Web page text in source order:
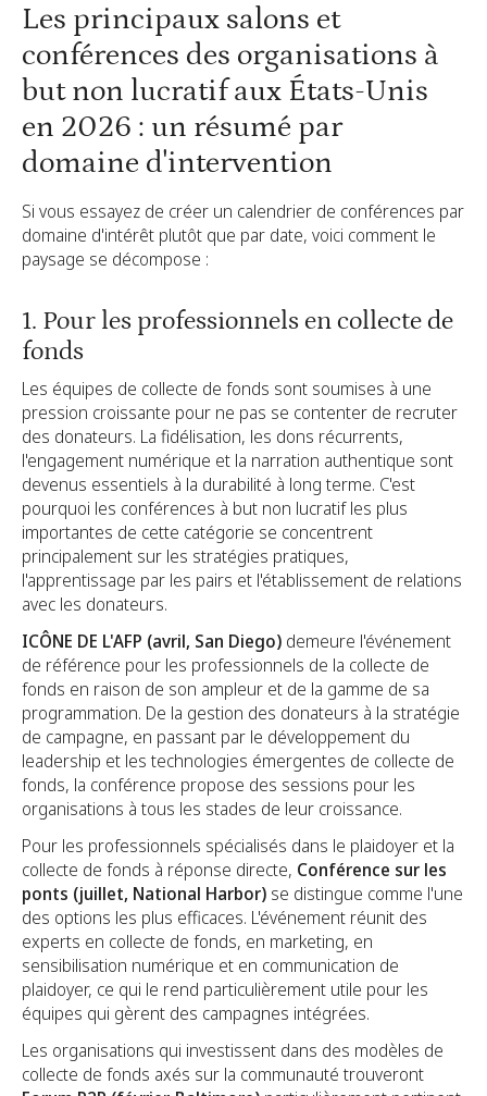
Les principaux salons et
conférences des organisations à
but non lucratif aux États-Unis
en 2026 : un résumé par
domaine d'intervention
Si vous essayez de créer un calendrier de conférences par
domaine d'intérêt plutôt que par date, voici comment le
paysage se décompose :
1. Pour les professionnels en collecte de
fonds
Les équipes de collecte de fonds sont soumises à une
pression croissante pour ne pas se contenter de recruter
des donateurs. La fidélisation, les dons récurrents,
l'engagement numérique et la narration authentique sont
devenus essentiels à la durabilité à long terme. C'est
pourquoi les conférences à but non lucratif les plus
importantes de cette catégorie se concentrent
principalement sur les stratégies pratiques,
l'apprentissage par les pairs et l'établissement de relations
avec les donateurs.
ICÔNE DE L'AFP (avril, San Diego) demeure l'événement
de référence pour les professionnels de la collecte de
fonds en raison de son ampleur et de la gamme de sa
programmation. De la gestion des donateurs à la stratégie
de campagne, en passant par le développement du
leadership et les technologies émergentes de collecte de
fonds, la conférence propose des sessions pour les
organisations à tous les stades de leur croissance.
Pour les professionnels spécialisés dans le plaidoyer et la
collecte de fonds à réponse directe, Conférence sur les
ponts (juillet, National Harbor) se distingue comme l'une
des options les plus efficaces. L'événement réunit des
experts en collecte de fonds, en marketing, en
sensibilisation numérique et en communication de
plaidoyer, ce qui le rend particulièrement utile pour les
équipes qui gèrent des campagnes intégrées.
Les organisations qui investissent dans des modèles de
collecte de fonds axés sur la communauté trouveront